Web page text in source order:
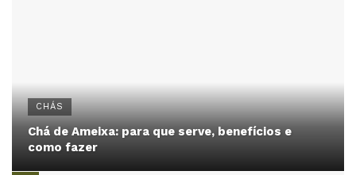
CHÁS
Chá de Ameixa: para que serve, benefícios e
como fazer